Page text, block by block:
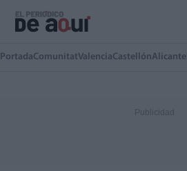
PortadaComunitatValenciaCastellónAlicante